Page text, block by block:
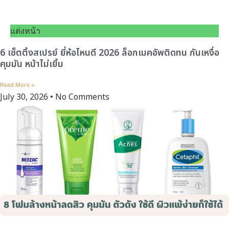
แต่งหน้า
6 เซ็ตติ้งสเปรย์ ยี่ห้อไหนดี 2026 ล็อกเมคอัพติดทน กันเหงื่อ
คุมมัน หน้าไม่เยิ้ม
Read More »
July 30, 2026 No Comments